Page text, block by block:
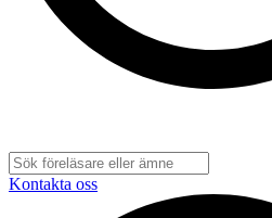
Kontakta oss